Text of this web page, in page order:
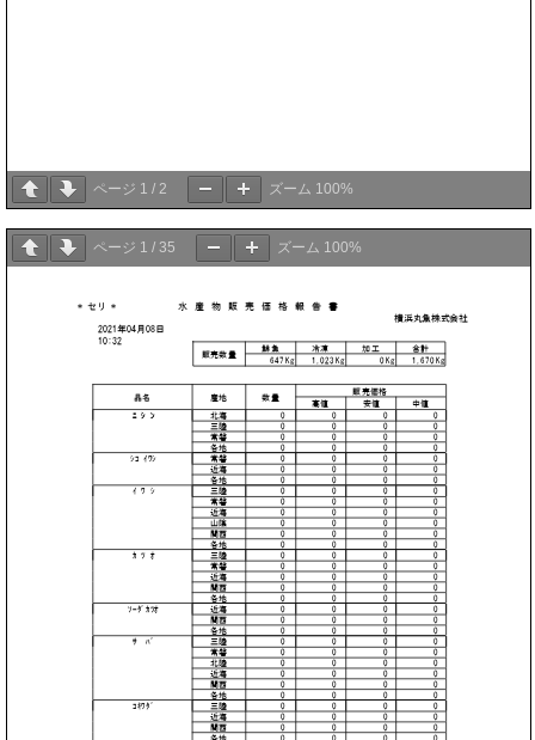
ページ 1 / 2 ズーム 100%
ページ 1 / 35 ズーム 100%